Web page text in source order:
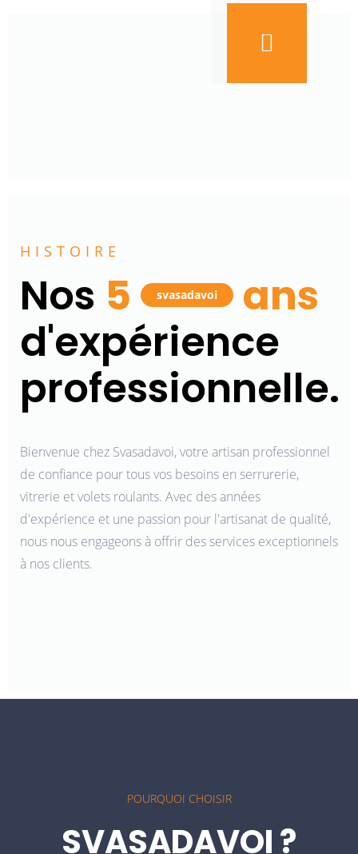
HISTOIRE
Nos 5 svasadavoi
ans
d'expérience
professionnelle.
Bienvenue chez Svasadavoi, votre artisan professionnel
de confiance pour tous vos besoins en serrurerie,
vitrerie et volets roulants. Avec des années
d'expérience et une passion pour l'artisanat de qualité,
nous nous engageons à offrir des services exceptionnels
à nos clients.
POURQUOI CHOISIR
SVASADAVOI ?
Expertise